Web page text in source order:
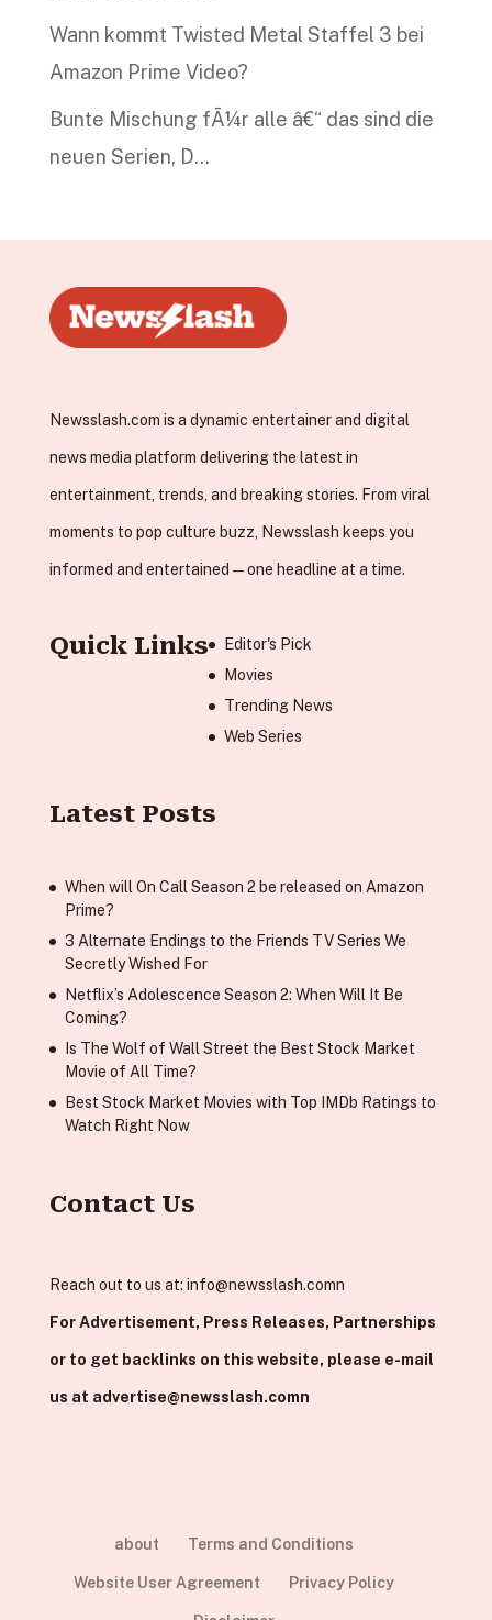
Wann kommt Twisted Metal Staffel 3 bei
Amazon Prime Video?
Bunte Mischung fÃ¼r alle â€“ das sind die
neuen Serien, D…
Newsslash.com is a dynamic entertainer and digital
news media platform delivering the latest in
entertainment, trends, and breaking stories. From viral
moments to pop culture buzz, Newsslash keeps you
informed and entertained—one headline at a time.
Quick Links
Editor's Pick
Movies
Trending News
Web Series
Latest Posts
When will On Call Season 2 be released on Amazon
Prime?
3 Alternate Endings to the Friends TV Series We
Secretly Wished For
Netflix’s Adolescence Season 2: When Will It Be
Coming?
Is The Wolf of Wall Street the Best Stock Market
Movie of All Time?
Best Stock Market Movies with Top IMDb Ratings to
Watch Right Now
Contact Us
Reach out to us at: info@newsslash.comn
For Advertisement, Press Releases, Partnerships
or to get backlinks on this website, please e-mail
us at advertise@newsslash.comn
about Terms and Conditions
Website User Agreement Privacy Policy